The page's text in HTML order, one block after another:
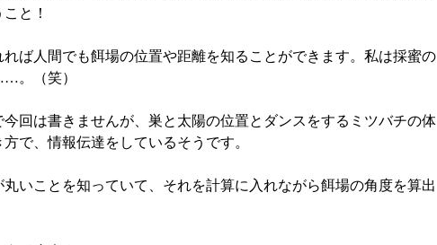
と！
ば人間でも餌場の位置や距離を知ることができます。私は採蜜の
。（笑）
回は書きませんが、巣と太陽の位置とダンスをするミツバチの体
で、情報伝達をしているそうです。
いことを知っていて、それを計算に入れながら餌場の角度を算出